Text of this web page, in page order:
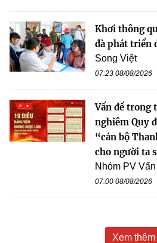
Khơi thông
đà phát triển
Song Việt
07:23 08/08/2026
Vấn đề trong
nghiêm Quy
“cán bộ
cho người ta
Nhóm PV
07:00 08/08/2026
Xem thêm